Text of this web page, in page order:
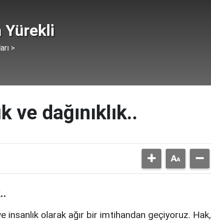
Yürekli
>
ve dağınıklık..
olarak ağır bir imtihandan geçiyoruz. Hak,